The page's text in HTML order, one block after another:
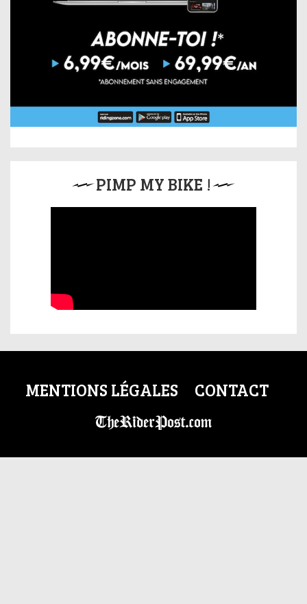
PIMP MY BIKE !
MENTIONS LÉGALES CONTACT